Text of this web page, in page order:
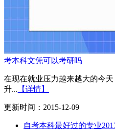
考本科文凭可以考研吗
在现在就业压力越来越大的今
升... 【详情】
更新时间：2015-12-09
自考本科最好过的专业